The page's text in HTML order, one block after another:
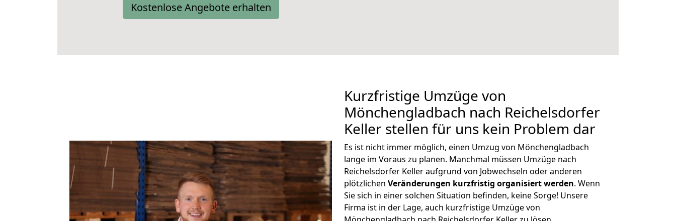
Kostenlose Angebote erhalten
Kurzfristige Umzüge von
Mönchengladbach nach Reichelsdorfer
Keller stellen für uns kein Problem dar
Es ist nicht immer möglich, einen Umzug von Mönchengladbach
lange im Voraus zu planen. Manchmal müssen Umzüge nach
Reichelsdorfer Keller aufgrund von Jobwechseln oder anderen
plötzlichen Veränderungen kurzfristig organisiert werden. Wenn
Sie sich in einer solchen Situation befinden, keine Sorge! Unsere
Firma ist in der Lage, auch kurzfristige Umzüge von